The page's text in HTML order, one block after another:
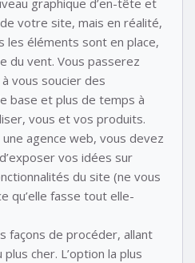
votre site, mais en réalité,
les éléments sont en place,
du vent. Vous passerez
vous soucier des
base et plus de temps à
vous et vos produits.
une agence web, vous devez
vos idées sur
du site (ne vous
qu’elle fasse tout elle-
façons de procéder, allant
cher. L’option la plus